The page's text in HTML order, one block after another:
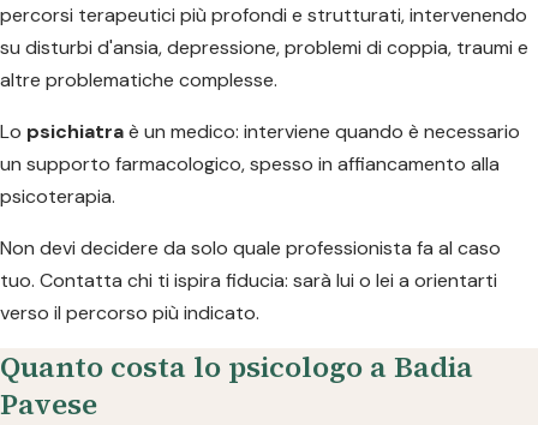
percorsi terapeutici più profondi e strutturati, intervenendo
su disturbi d'ansia, depressione, problemi di coppia, traumi e
altre problematiche complesse.
Lo psichiatraè un medico: interviene quando è necessario
un supporto farmacologico, spesso in affiancamento alla
psicoterapia.
Non devi decidere da solo quale professionista fa al caso
tuo. Contatta chi ti ispira fiducia: sarà lui o lei a orientarti
verso il percorso più indicato.
Quanto costa lo psicologo a Badia
Pavese